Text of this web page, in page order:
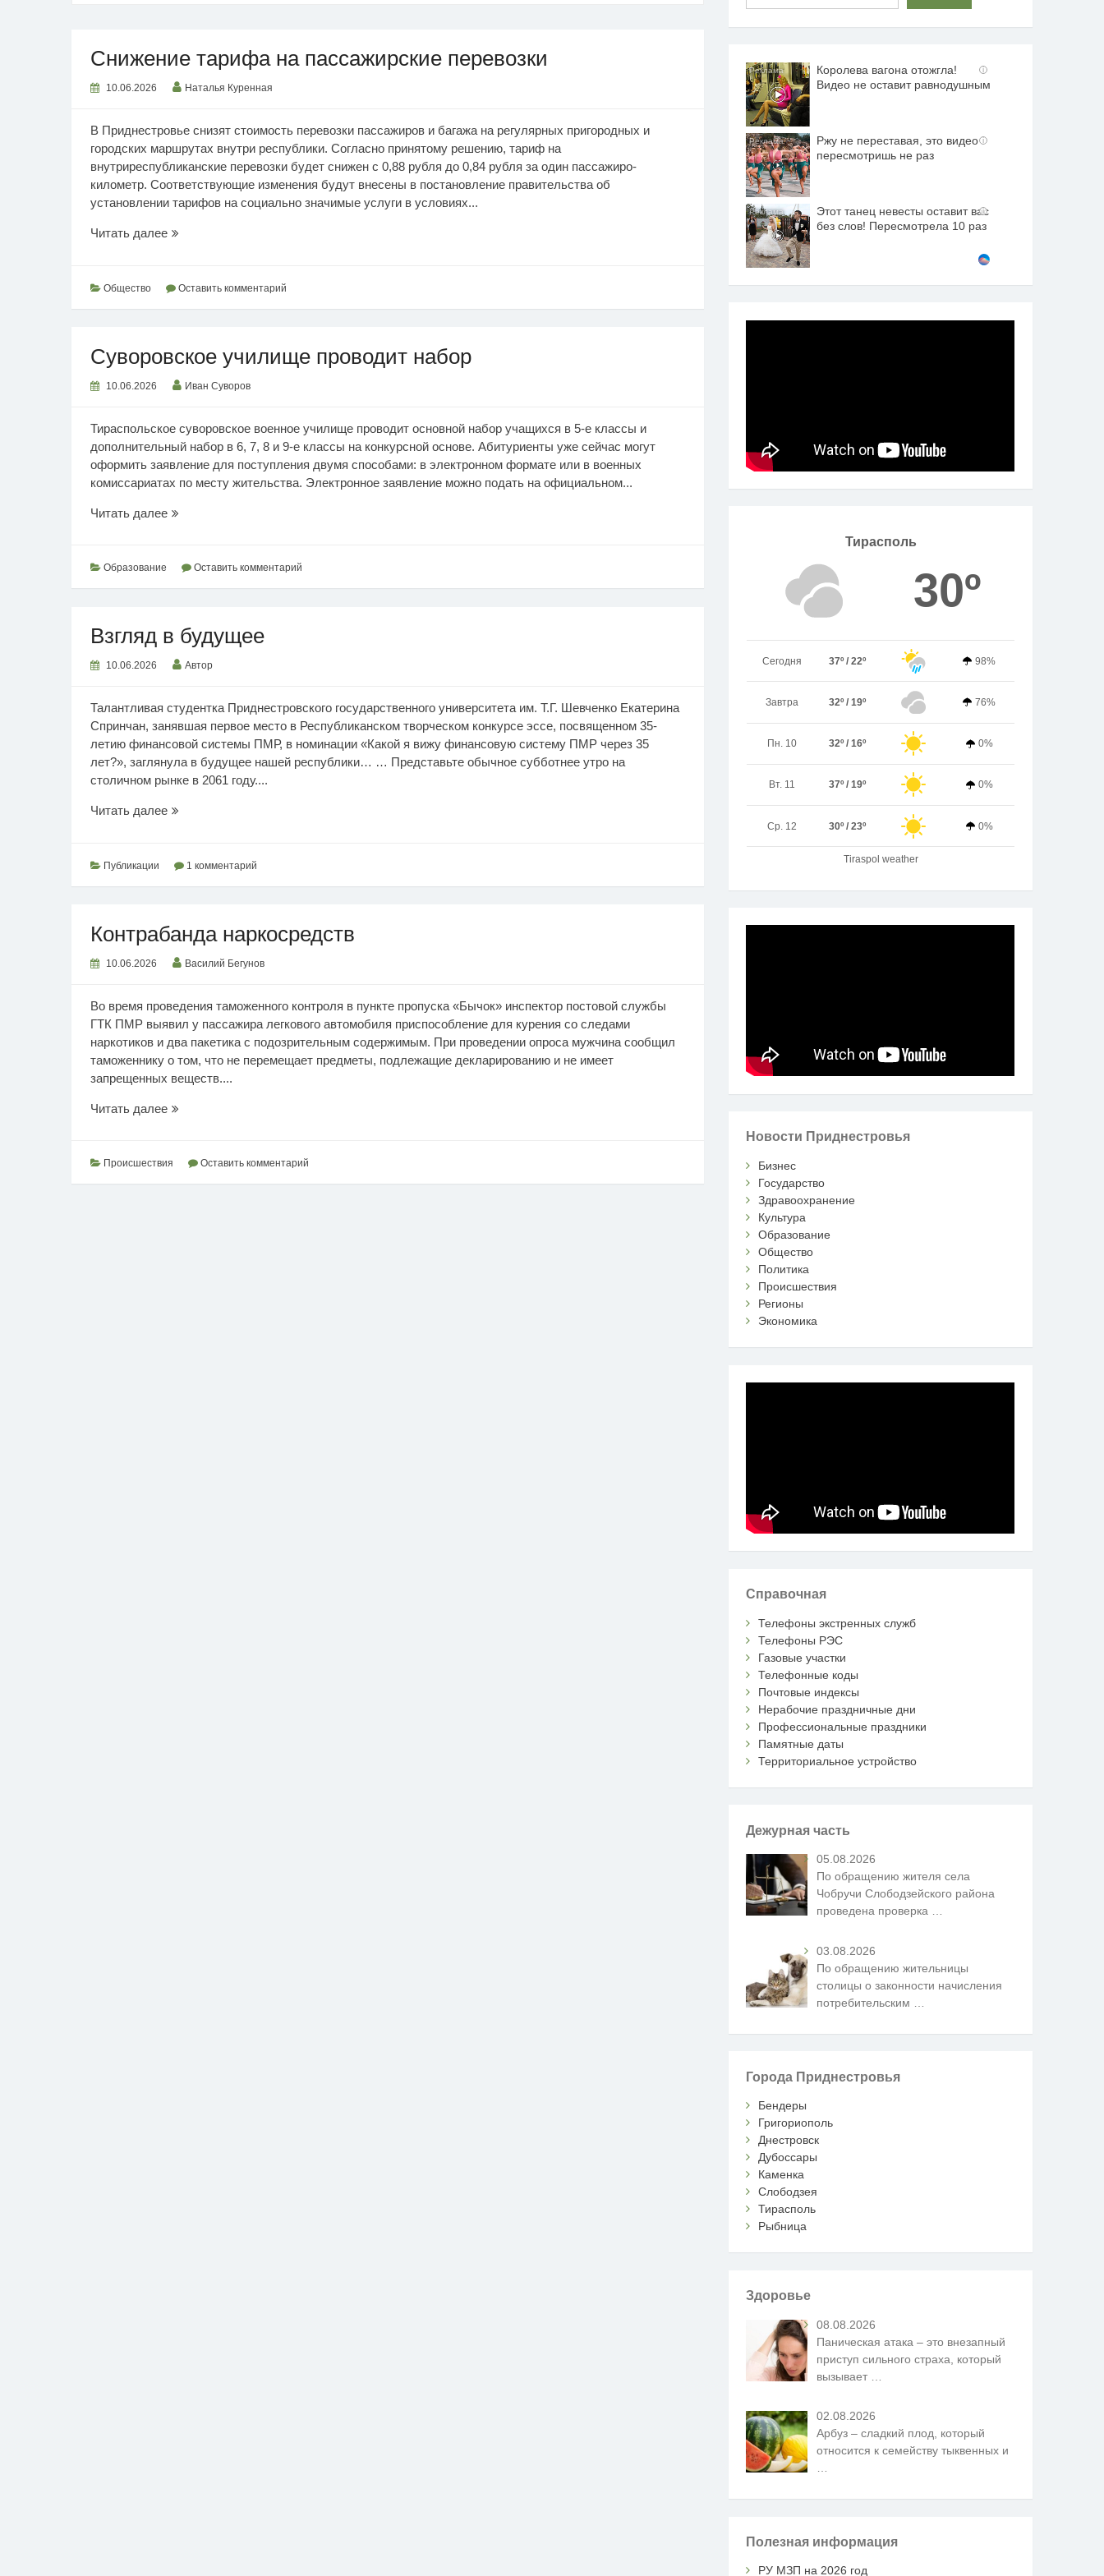
Снижение тарифа на пассажирские перевозки
10.06.2026 Наталья Куренная
В Приднестровье снизят стоимость перевозки пассажиров и багажа на регулярных пригородных и
городских маршрутах внутри республики. Согласно принятому решению, тариф на
внутриреспубликанские перевозки будет снижен с 0,88 рубля до 0,84 рубля за один пассажиро-
километр. Соответствующие изменения будут внесены в постановление правительства об
установлении тарифов на социально значимые услуги в условиях...
Читать далееСнижение
пассажирские
Общество Оставить комментарий
Суворовское училище проводит набор
10.06.2026 Иван Суворов
Тираспольское суворовское военное училище проводит основной набор учащихся в 5-е классы и
дополнительный набор в 6, 7, 8 и 9-е классы на конкурсной основе. Абитуриенты уже сейчас могут
оформить заявление для поступления двумя способами: в электронном формате или в военных
комиссариатах по месту жительства. Электронное заявление можно подать на официальном...
Читать далееСуворовское
набор
Образование Оставить комментарий
Взгляд в будущее
10.06.2026 Автор
Талантливая студентка Приднестровского государственного университета им. Т.Г. Шевченко Екатерина
Спринчан, занявшая первое место в Республиканском творческом конкурсе эссе, посвященном 35-
летию финансовой системы ПМР, в номинации «Какой я вижу финансовую систему ПМР через 35
лет?», заглянула в будущее нашей республики… … Представьте обычное субботнее утро на
столичном рынке в 2061 году....
Читать далееВзгляд
Публикации 1 комментарий
Контрабанда наркосредств
10.06.2026 Василий Бегунов
Во время проведения таможенного контроля в пункте пропуска «Бычок» инспектор постовой службы
ГТК ПМР выявил у пассажира легкового автомобиля приспособление для курения со следами
наркотиков и два пакетика с подозрительным содержимым. При проведении опроса мужчина сообщил
таможеннику о том, что не перемещает предметы, подлежащие декларированию и не имеет
запрещенных веществ....
Читать далееКонтрабанда
Происшествия Оставить комментарий
i
Королева вагона отожгла!
Видео не оставит равнодушным
i
Ржу не переставая, это видео
пересмотришь не раз
i
Этот танец невесты оставит вас
без слов! Пересмотрела 10 раз
Тирасполь
30º
Сегодня 37º / 22º 98%
Завтра 32º / 19º 76%
Пн. 10 32º / 16º 0%
Вт. 11 37º / 19º 0%
Ср. 12 30º / 23º 0%
Tiraspol weather
Новости Приднестровья
Бизнес
Государство
Здравоохранение
Культура
Образование
Общество
Политика
Происшествия
Регионы
Экономика
Справочная
Телефоны экстренных служб
Телефоны РЭС
Газовые участки
Телефонные коды
Почтовые индексы
Нерабочие праздничные дни
Профессиональные праздники
Памятные даты
Территориальное устройство
Дежурная часть
05.08.2026
По обращению жителя села
Чобручи Слободзейского района
проведена проверка …
03.08.2026
По обращению жительницы
столицы о законности начисления
потребительским
Города Приднестровья
Бендеры
Григориополь
Днестровск
Дубоссары
Каменка
Слободзея
Тирасполь
Рыбница
Здоровье
08.08.2026
Паническая атака – это внезапный
приступ сильного страха, который
вызывает
02.08.2026
Арбуз – сладкий плод, который
относится к семейству тыквенных и
Полезная информация
РУ МЗП на 2026 год